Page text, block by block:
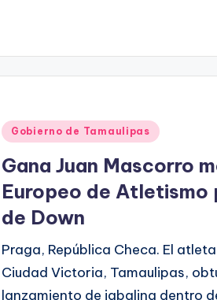
Publicado
Gobierno de Tamaulipas
Gana Juan Mascorro
Europeo de Atletismo
de Down
Praga, República Checa. El
Ciudad Victoria, Tamaulipas,
lanzamiento de jabalina dentro